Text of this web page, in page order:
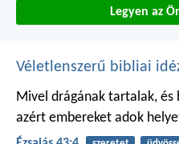
Legyen az
Véletlenszerű bibliai
Mivel drágának tartalak, és
azért embereket adok